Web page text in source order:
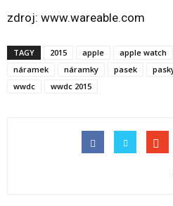
zdroj: www.wareable.com
TAGY 2015 apple apple watch
náramek
náramky pasek
wwdc
wwdc 2015